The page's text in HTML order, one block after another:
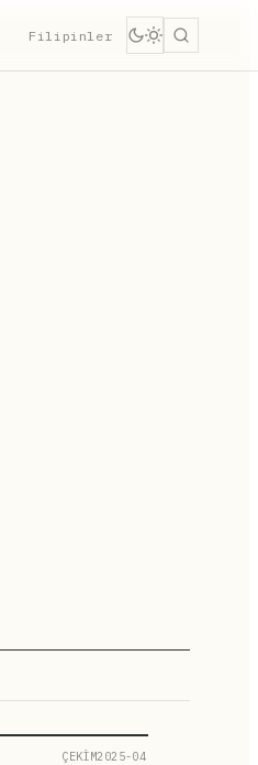
Filipinler
ÇEKİM2025-04